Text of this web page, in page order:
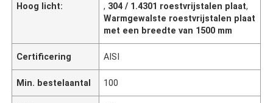
Hoog licht:
, 304 / 1.4301 roestvrijstalen plaat,
Warmgewalste roestvrijstalen plaat
met een breedte van 1500 mm
Certificering AISI
Min. bestelaantal 100